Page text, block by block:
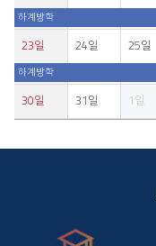
하계방학
23일 24일 25일
하계방학
30일 31일 1일